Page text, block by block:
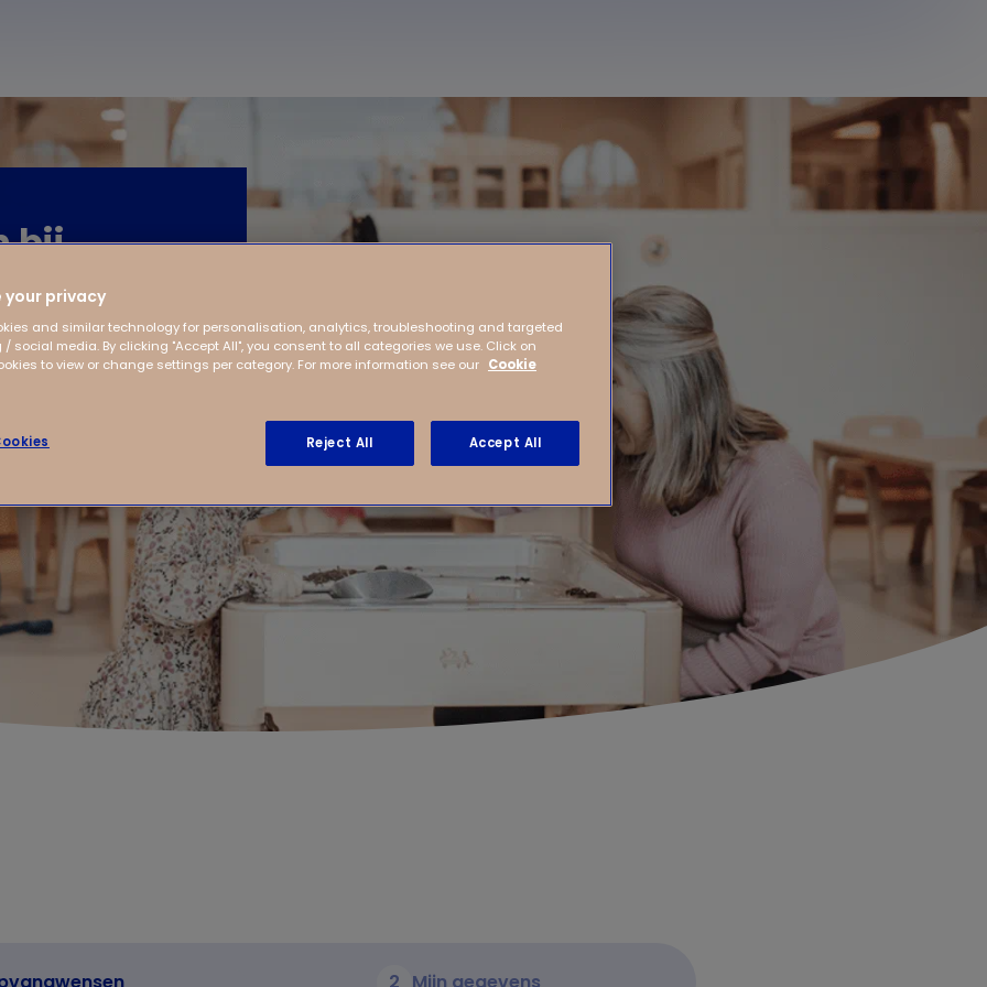
bij
your privacy
and similar technology for personalisation, analytics, troubleshooting and targeted
social media. By clicking "Accept All", you consent to all categories we use. Click on
to view or change settings per category. For more information see our Cookie
Reject All Accept All